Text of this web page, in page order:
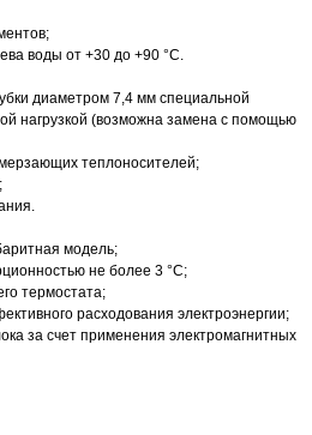
воды от +30 до +90 °С.
диаметром 7,4 мм специальной
нагрузкой (возможна замена с помощью
теплоносителей;
модель;
не более 3 °C;
термостата;
расходования электроэнергии;
за счет применения электромагнитных